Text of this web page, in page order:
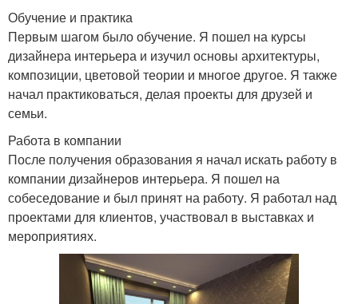
Обучение и практика
Первым шагом было обучение. Я пошел на курсы
дизайнера интерьера и изучил основы архитектуры,
композиции, цветовой теории и многое другое. Я также
начал практиковаться, делая проекты для друзей и
семьи.
Работа в компании
После получения образования я начал искать работу в
компании дизайнеров интерьера. Я пошел на
собеседование и был принят на работу. Я работал над
проектами для клиентов, участвовал в выставках и
мероприятиях.